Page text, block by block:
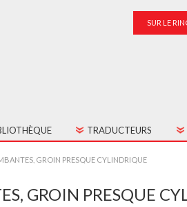
SUR LE
LES TEXTES
JEUNE PUBLIC
TRADUCTEURS
GROIN PRESQUE CYLINDRIQUE
GROIN PRESQUE